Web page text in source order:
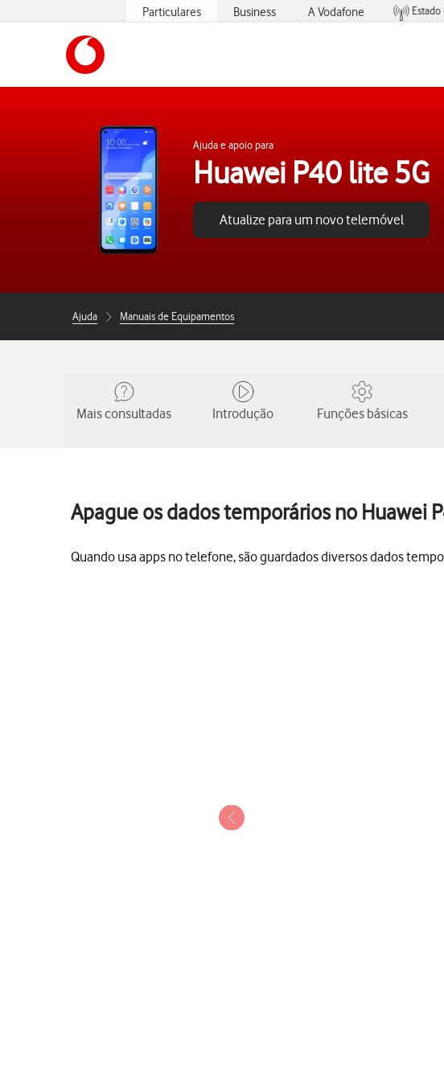
Particulares Business A Vodafone
Ajuda e apoio para
Huawei P40 lite 5G
Atualize para um novo telemóvel
Ajuda Manuais de Equipamentos
Mais consultadas Introdução Funções básicas
Apague os dados temporários no Huawei
Quando usa apps no telefone, são guardados diversos dados